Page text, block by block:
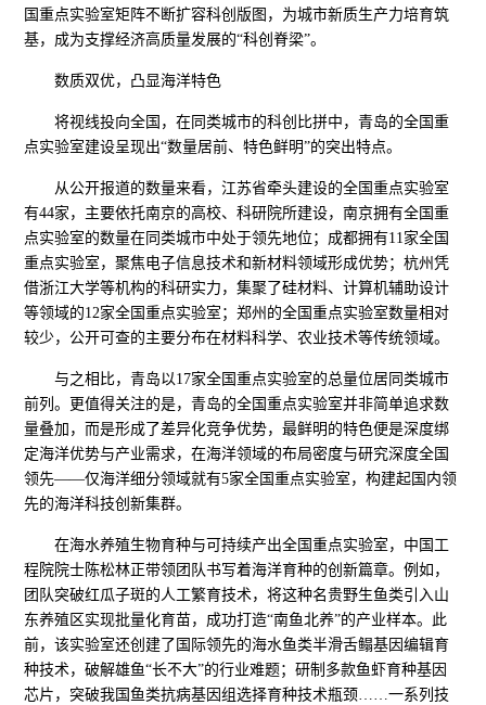
国重点实验室矩阵不断扩容科创版图，为城市新质生产力培育筑
基，成为支撑经济高质量发展的“科创脊梁”。
数质双优，凸显海洋特色
将视线投向全国，在同类城市的科创比拼中，青岛的全国重
点实验室建设呈现出“数量居前、特色鲜明”的突出特点。
从公开报道的数量来看，江苏省牵头建设的全国重点实验室
有44家，主要依托南京的高校、科研院所建设，南京拥有全国重
点实验室的数量在同类城市中处于领先地位；成都拥有11家全国
重点实验室，聚焦电子信息技术和新材料领域形成优势；杭州凭
借浙江大学等机构的科研实力，集聚了硅材料、计算机辅助设计
等领域的12家全国重点实验室；郑州的全国重点实验室数量相对
较少，公开可查的主要分布在材料科学、农业技术等传统领域。
与之相比，青岛以17家全国重点实验室的总量位居同类城市
前列。更值得关注的是，青岛的全国重点实验室并非简单追求数
量叠加，而是形成了差异化竞争优势，最鲜明的特色便是深度绑
定海洋优势与产业需求，在海洋领域的布局密度与研究深度全国
领先——仅海洋细分领域就有5家全国重点实验室，构建起国内领
先的海洋科技创新集群。
在海水养殖生物育种与可持续产出全国重点实验室，中国工
程院院士陈松林正带领团队书写着海洋育种的创新篇章。例如，
团队突破红瓜子斑的人工繁育技术，将这种名贵野生鱼类引入山
东养殖区实现批量化育苗，成功打造“南鱼北养”的产业样本。此
前，该实验室还创建了国际领先的海水鱼类半滑舌鳎基因编辑育
种技术，破解雄鱼“长不大”的行业难题；研制多款鱼虾育种基因
芯片，突破我国鱼类抗病基因组选择育种技术瓶颈……一系列技